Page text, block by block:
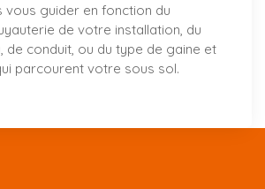
vous guider en fonction du
de votre installation, du
de conduit, ou du type de gaine et
parcourent votre sous sol.